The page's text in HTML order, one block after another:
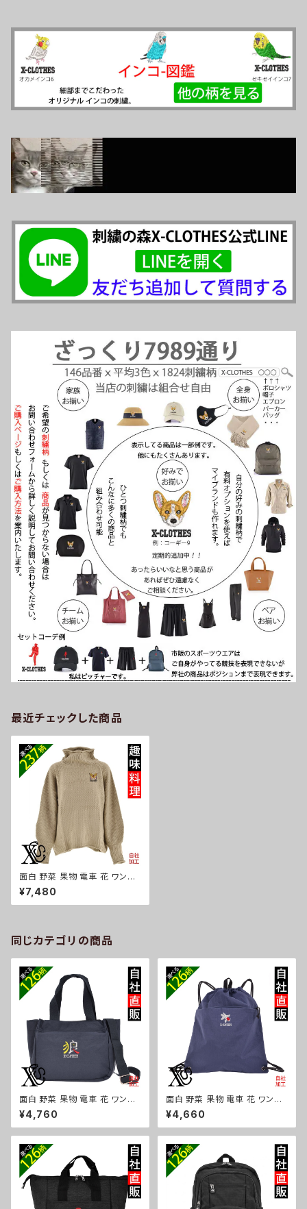
最近チェックした商品
面白 野菜 果物 電車 花 ワンポ
イント 刺繍 鹿の子 編み ニット
セーター レディース ゆったり 大
きいサイズ ニットソー 長袖 雑貨
¥7,480
同じカテゴリの商品
面白 野菜 果物 電車 花 ワンポ
イント 刺繍トート ショルダーバ
ッグ カジュアル 軽量 レディース
メンズ 雑貨 グッズ 自社ブランド
鳥獣戯画 富士山 パチンコ ori-
a-bg181-b09-s
¥4,760
面白 野菜 果物 電車 花 ワンポ
イント 刺繍撥水 ナイロン ナップ
サック メンズ 大容量 ジム サブ
バッグ レディース 雑貨 グッズ
ーメン 餃子 鳥獣戯画 富士山 パ
チンコ ori-a-bg180-b09-s
¥4,660